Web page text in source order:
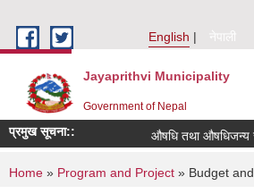
English
नेपाली
Jayaprithvi Municipality
Government of Nepal
प्रमुख सूचना:: औषधि तथा औषधिजन्य
You are here
Home » Program and Project » Budget